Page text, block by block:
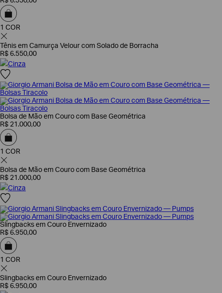
1 COR
Tênis em Camurça Velour com Solado de Borracha
R$ 6.550,00
Cinza
Bolsa de Mão em Couro com Base Geométrica
R$ 21 .000,00
1 COR
Bolsa de Mão em Couro com Base Geométrica
R$ 21 .000,00
Cinza
Slingbacks em Couro Envernizado
R$ 6.950,00
1 COR
Slingbacks em Couro Envernizado
R$ 6.950,00